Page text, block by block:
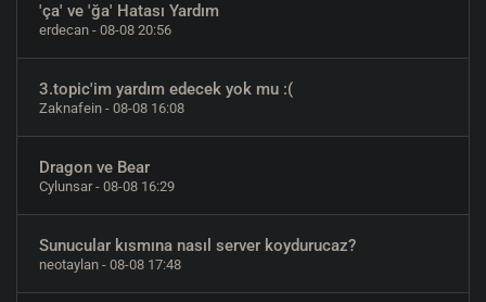
'ça' ve 'ğa' Hatası Yardım
erdecan - 08-08 20:56
3.topic'im yardım edecek yok mu :(
Zaknafein - 08-08 16:08
Dragon ve Bear
Cylunsar- 08-08 16:29
Sunucular kısmına nasıl server koydurucaz?
neotaylan - 08-08 17:48